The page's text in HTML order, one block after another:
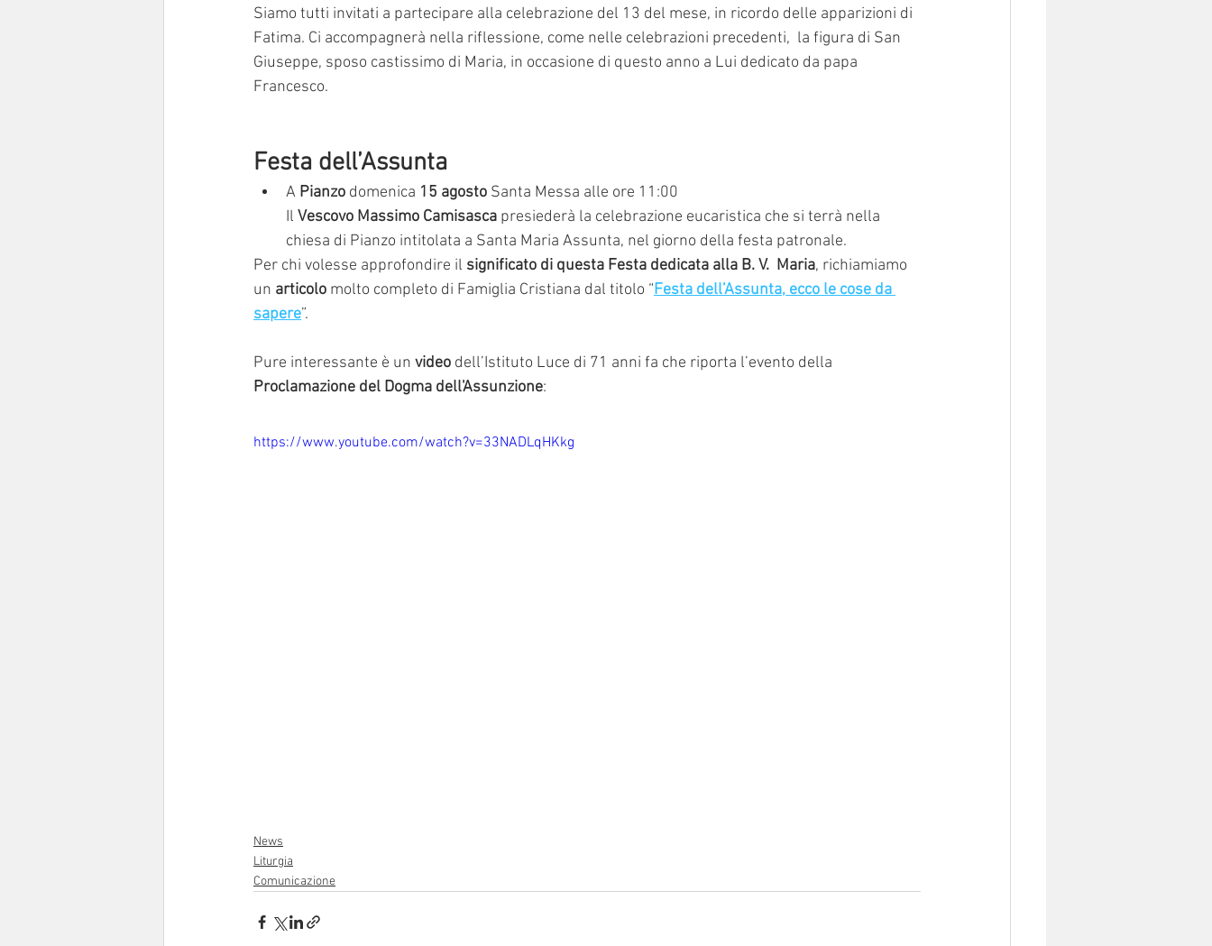
Siamo tutti invitati a partecipare alla celebrazione del 13 del mese, in ricordo delle apparizioni di
Fatima. Ci accompagnerà nella riflessione, come nelle celebrazioni precedenti,  la figura di San
Giuseppe, sposo castissimo di Maria, in occasione di questo anno a Lui dedicato da papa
Francesco.
Festa dell’Assunta
A Pianzo domenica 15 agosto Santa Messa alle ore 11:00
Il Vescovo Massimo Camisasca presiederà la celebrazione eucaristica che si terrà nella
chiesa di Pianzo intitolata a Santa Maria Assunta, nel giorno della festa patronale.
Per chi volesse approfondire il significato di questa Festa dedicata alla B. V.  Maria, richiamiamo
un articolo molto completo di Famiglia Cristiana dal titolo “Festa dell’Assunta, ecco le cose da
sapere”.
Pure interessante è un video dell’Istituto Luce di 71 anni fa che riporta l’evento della
Proclamazione del Dogma dell'Assunzione:
https://www.youtube.com/watch?v=33NADLqHKkg
News
Liturgia
Comunicazione